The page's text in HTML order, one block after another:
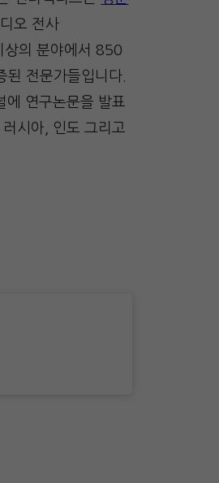
오 전사
의 분야에서 850
된 전문가들입니다.
에 연구논문을 발표
시아, 인도 그리고